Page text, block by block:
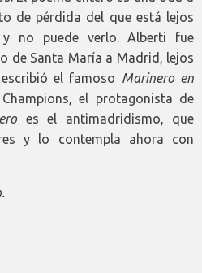
de pérdida del que está lejos
no puede verlo. Alberti fue
de Santa María a Madrid, lejos
el famoso Marinero en
el protagonista de
es el antimadridismo, que
y lo contempla ahora con